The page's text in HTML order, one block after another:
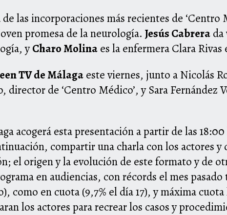
de las incorporaciones más recientes de
promesa de la neurología. Jesús Cabrera
yCharo Molinaes la enfermera Clara
TV de Málagaeste viernes, junto a Nicolás
de ‘Centro Médico’, y Sara Fernández
acogerá esta presentación a partir de las
compartir una charla con los actores y
el origen y la evolución de este formato y de
en audiencias, con récords el mes
como en cuota (9,7% el día 17), y máxima
los actores para recrear los casos y